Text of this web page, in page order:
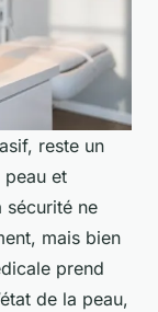
reste un
peau et
sécurité ne
mais bien
prend
de la peau,